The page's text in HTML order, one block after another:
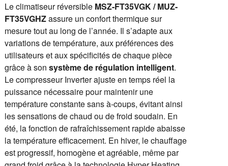
Le climatiseur réversible MSZ-FT35VGK / MUZ-
FT35VGHZassure un confort thermique sur
mesure tout au long de l’année. Il s’adapte aux
variations de température, aux préférences des
utilisateurs et aux spécificités de chaque pièce
grâce à son système de régulation intelligent.
Le compresseur Inverter ajuste en temps réel la
puissance nécessaire pour maintenir une
température constante sans à-coups, évitant ainsi
les sensations de chaud ou de froid soudain. En
été, la fonction de rafraîchissement rapide abaisse
la température efficacement. En hiver, le chauffage
est progressif, homogène et agréable, même par